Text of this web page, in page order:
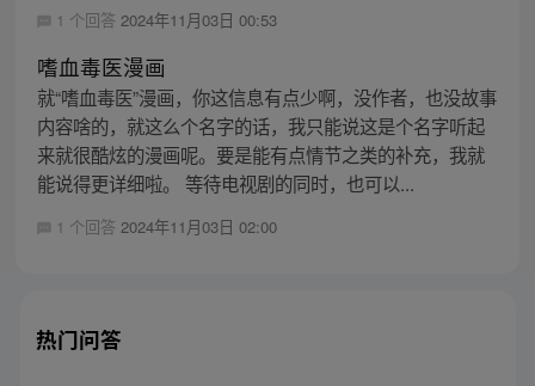
1 个回答 2024年11月03日 00:53
嗜血毒医漫画
就“嗜血毒医”漫画，你这信息有点少啊，没作者，也没故事
内容啥的，就这么个名字的话，我只能说这是个名字听起
来就很酷炫的漫画呢。要是能有点情节之类的补充，我就
能说得更详细啦。 等待电视剧的同时，也可以...
1 个回答 2024年11月03日 02:00
热门问答